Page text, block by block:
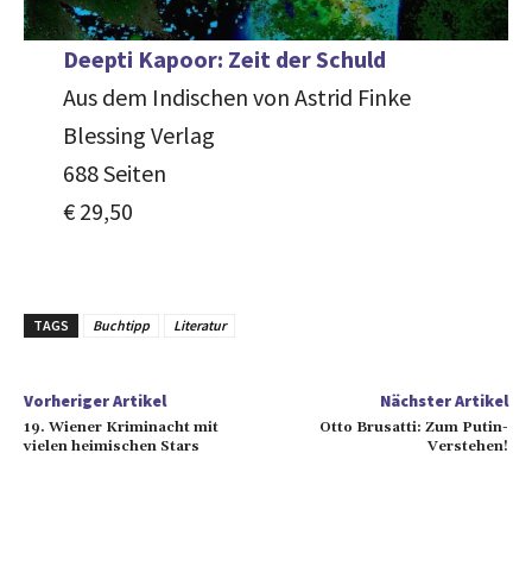
Deepti Kapoor: Zeit der Schuld
Aus dem Indischen von Astrid Finke
Blessing Verlag
688 Seiten
€ 29,50
TAGS Buchtipp Literatur
Vorheriger Artikel
19. Wiener Kriminacht mit
vielen heimischen Stars
Nächster Artikel
Otto Brusatti: Zum Putin-
Verstehen!